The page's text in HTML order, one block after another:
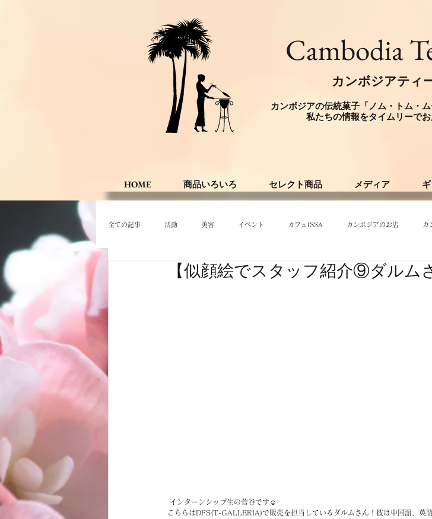
​Cambodia
カンボジアティ
カンボジアの伝統菓子「ノム・トム・
私たちの情報をタイムリーでお
HOME 商品いろいろ セレクト商品 メディア
全ての記事 活動 美容 イベント カフェISSA カンボジアのお店 カ
商品 ノムトムムーン
【似顔絵でスタッフ紹介⑨ダルム
インターンシップ生の菅谷です☺️
こちらはDFS(T-GALLERIA)で販売を担当しているダルムさん！彼は中国語、英